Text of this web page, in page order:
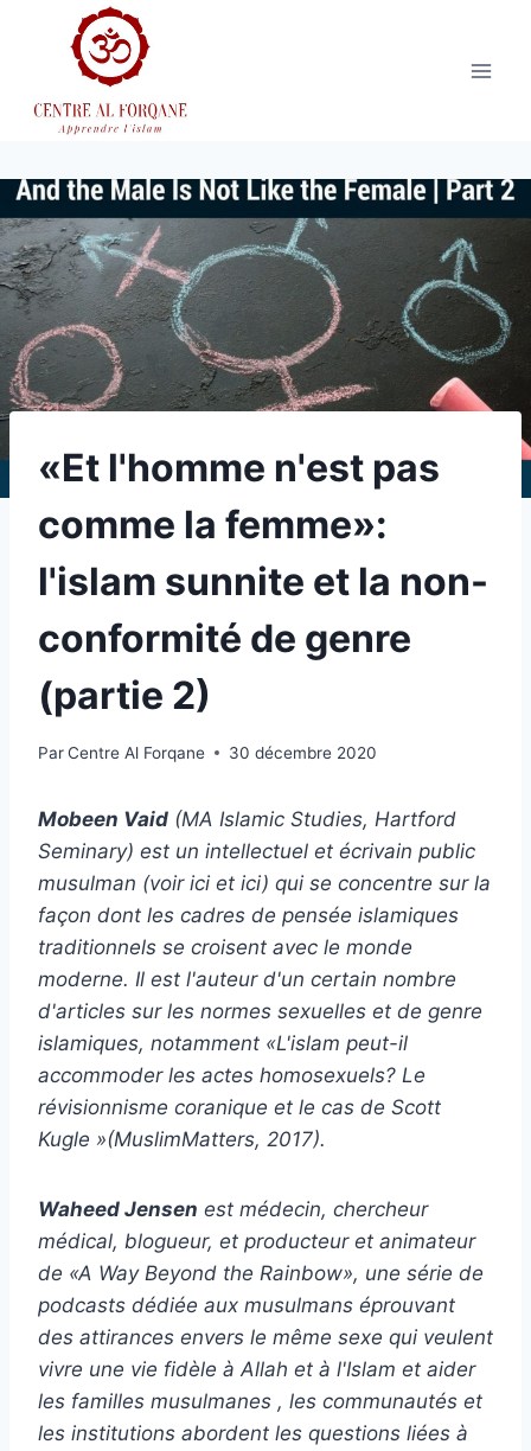
«Et l'homme n'est pas
comme la femme»:
l'islam sunnite et la non-
conformité de genre
(partie 2)
ParCentre Al Forqane 30 décembre 2020
Mobeen Vaid (MA Islamic Studies, Hartford
Seminary) est un intellectuel et écrivain public
musulman (voir ici et ici) qui se concentre sur la
façon dont les cadres de pensée islamiques
traditionnels se croisent avec le monde
moderne. Il est l'auteur d'un certain nombre
d'articles sur les normes sexuelles et de genre
islamiques, notamment «L'islam peut-il
accommoder les actes homosexuels? Le
révisionnisme coranique et le cas de Scott
Kugle »(MuslimMatters, 2017).
Waheed Jensen est médecin, chercheur
médical, blogueur, et producteur et animateur
de «A Way Beyond the Rainbow», une série de
podcasts dédiée aux musulmans éprouvant
des attirances envers le même sexe qui veulent
vivre une vie fidèle à Allah et à l'Islam et aider
les familles musulmanes , les communautés et
les institutions abordent les questions liées à